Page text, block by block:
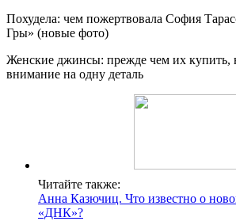
Похудела: чем пожертвовала София
Гры» (новые фото)
Женские джинсы: прежде чем их купить,
внимание на одну деталь
Читайте также:
Анна Казючиц. Что известно о
«ДНК»?